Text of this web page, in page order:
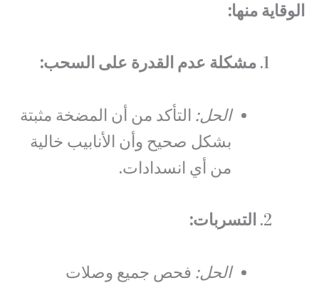
الوقاية منها:
مشكلة عدم القدرة على السحب:
الحل: التأكد من أن المضخة مثبتة
بشكل صحيح وأن الأنابيب خالية
من أي انسدادات.
التسربات:
الحل: فحص جميع وصلات